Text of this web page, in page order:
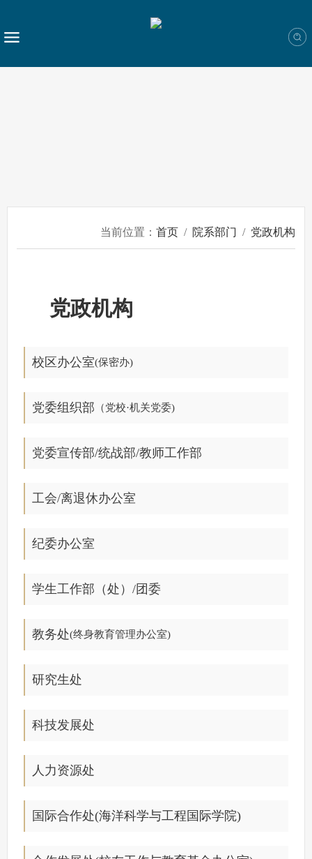
当前位置： 首页 / 院系部门 / 党政机构
党政机构
校区办公室(保密办)
党委组织部 （党校·机关党委)
党委宣传部/统战部/教师工作部
工会/离退休办公室
纪委办公室
学生工作部（处）/团委
教务处(终身教育管理办公室)
研究生处
科技发展处
人力资源处
国际合作处(海洋科学与工程国际学院)